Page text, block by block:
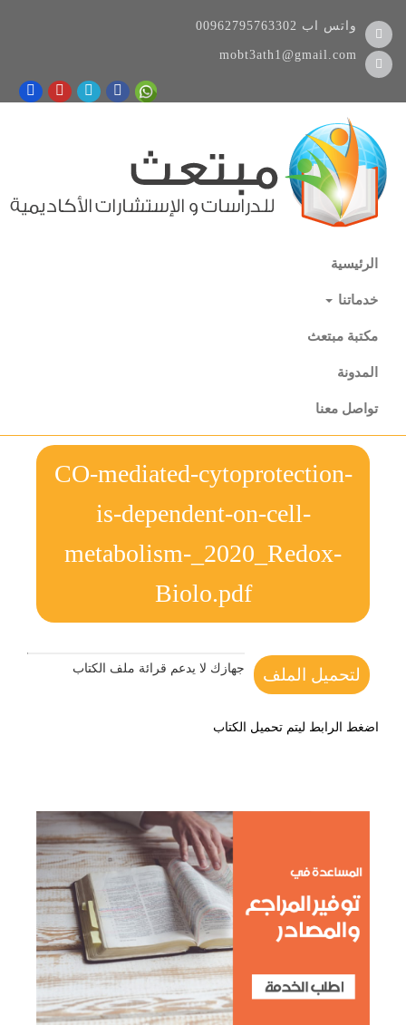
00962795763302 واتس اب
mobt3ath1@gmail.com
الرئيسية
خدماتنا
مكتبة مبتعث
المدونة
تواصل معنا
CO-mediated-cytoprotection-
is-dependent-on-cell-
metabolism-_2020_Redox-
Biolo.pdf
لتحميل الملف جهازك لا يدعم قرائة ملف الكتاب
اضغط الرابط ليتم تحميل الكتاب